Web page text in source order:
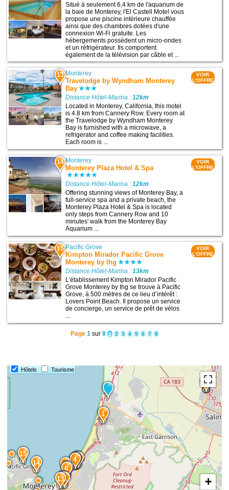
Situé à seulement 6,4 km de l'aquarium de
la baie de Monterey, l'El Castell Motel vous
propose une piscine intérieure chauffée
ainsi que des chambres dotées d'une
connexion Wi-Fi gratuite. Les
hébergements possèdent un micro-ondes
et un réfrigérateur. Ils comportent
également de la télévision par câble et ...
13 Monterey
Travelodge by Wyndham Monterey
Bay
Distance Hôtel-Marina :12km
Located in Monterey, California, this motel
is 4.8 km from Cannery Row. Every room at
the Travelodge by Wyndham Monterey
Bay is furnished with a microwave, a
refrigerator and coffee making facilities.
Each room is ...
VOIR
L'OFFRE
14 Monterey
Monterey Plaza Hotel & Spa
Distance Hôtel-Marina :12km
Offering stunning views of Monterey Bay, a
full-service spa and a private beach, the
Monterey Plaza Hotel & Spa is located
only steps from Cannery Row and 10
minutes' walk from the Monterey Bay
Aquarium ...
VOIR
L'OFFRE
15 Pacific Grove
Kimpton Mirador Pacific Grove
Monterey by Ihg
Distance Hôtel-Marina :13km
L’établissement Kimpton Mirador Pacific
Grove Monterey by Ihg se trouve à Pacific
Grove, à 500 mètres de ce lieu d’intérêt :
Lovers Point Beach. Il propose un service
de concierge, un service de prêt de vélos
...
VOIR
L'OFFRE
Page 1sur 8 1 2 3 4 5 6 7 8
Hôtels Tourisme
15
14
1312
11
10
9
87
6
5
432
1
+